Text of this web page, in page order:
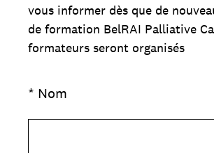
vous informer dès que de
de formation BelRAI Palliative
formateurs seront organisés
* Nom
(Obligatoire)